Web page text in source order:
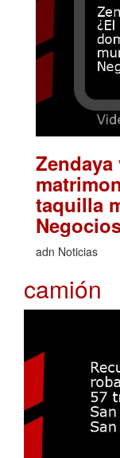
taquilla
adn Noticias
camión